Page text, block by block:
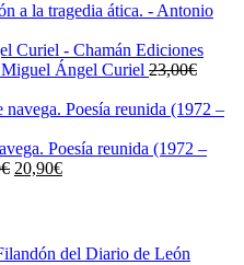
a la tragedia ática. - Antonio
actual
Ángel Curiel 23,00€
Poesía reunida (1972 –
€ El
22,00€.
20,90€El
20,90€.
del Diario de León